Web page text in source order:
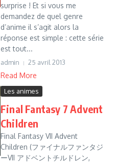
surprise ! Et si vous me
demandez de quel genre
d’anime il s’agit alors la
réponse est simple : cette série
est tout...
admin 25 avril 2013
Read More
Les animes
Final Fantasy 7 Advent
Children
Final Fantasy VII Advent
Children (ファイナルファンタジ
ーVII アドベントチルドレン,